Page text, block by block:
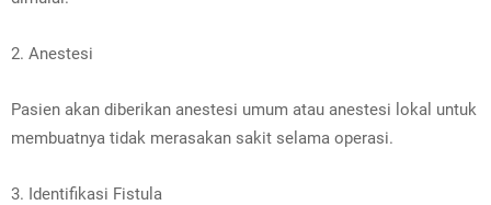
2. Anestesi
Pasien akan diberikan anestesi umum atau anestesi lokal untuk
membuatnya tidak merasakan sakit selama operasi.
3. Identifikasi Fistula